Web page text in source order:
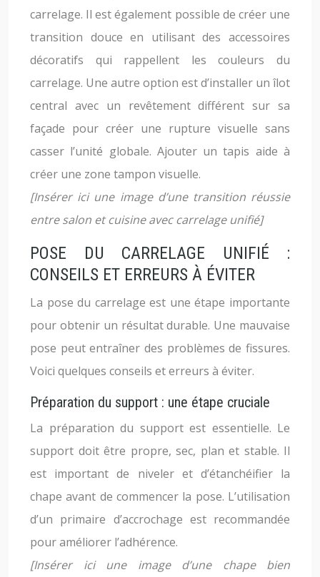
carrelage. Il est également possible de créer une
transition douce en utilisant des accessoires
décoratifs qui rappellent les couleurs du
carrelage. Une autre option est d’installer un îlot
central avec un revêtement différent sur sa
façade pour créer une rupture visuelle sans
casser l’unité globale. Ajouter un tapis aide à
créer une zone tampon visuelle.
[Insérer ici une image d’une transition réussie
entre salon et cuisine avec carrelage unifié]
POSE DU CARRELAGE UNIFIÉ :
CONSEILS ET ERREURS À ÉVITER
La pose du carrelage est une étape importante
pour obtenir un résultat durable. Une mauvaise
pose peut entraîner des problèmes de fissures.
Voici quelques conseils et erreurs à éviter.
Préparation du support : une étape cruciale
La préparation du support est essentielle. Le
support doit être propre, sec, plan et stable. Il
est important de niveler et d’étanchéifier la
chape avant de commencer la pose. L’utilisation
d’un primaire d’accrochage est recommandée
pour améliorer l’adhérence.
[Insérer ici une image d’une chape bien